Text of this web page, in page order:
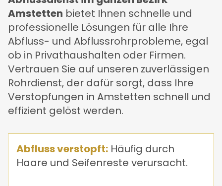
Amstetten bietet Ihnen schnelle und
professionelle Lösungen für alle Ihre
Abfluss- und Abflussrohrprobleme, egal
ob in Privathaushalten oder Firmen.
Vertrauen Sie auf unseren zuverlässigen
Rohrdienst, der dafür sorgt, dass Ihre
Verstopfungen in Amstetten schnell und
effizient gelöst werden.
Abfluss verstopft: Häufig durch
Haare und Seifenreste verursacht.